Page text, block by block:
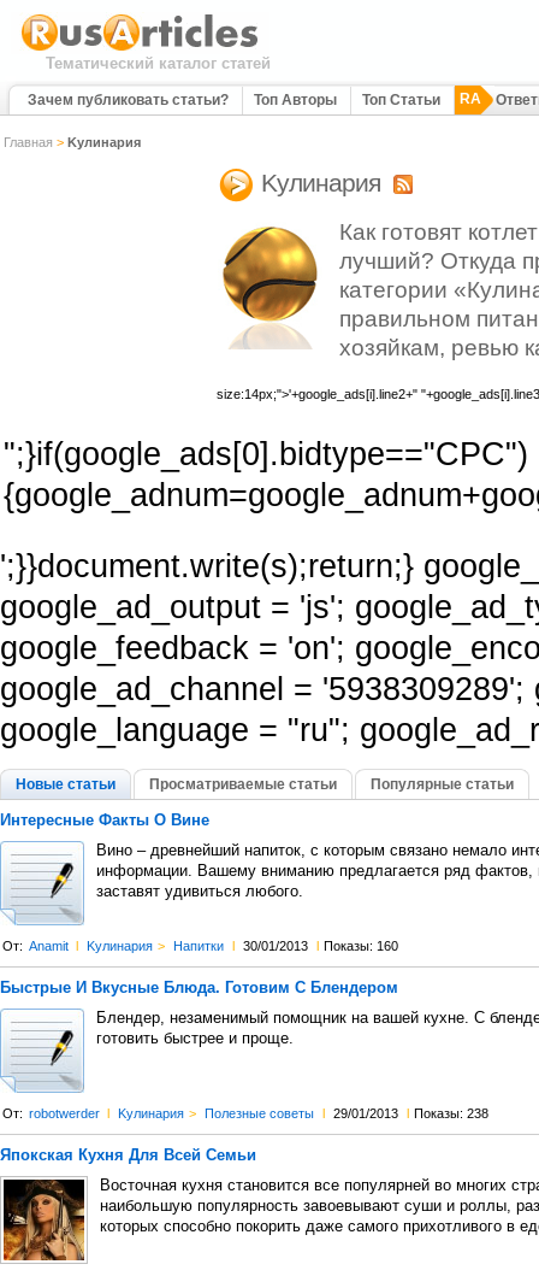
Тематический каталог статей
Зачем публиковать статьи? Топ Авторы Топ Статьи RA
Главная >Kулинария
Kулинария
Как готовят
лучший? Откуда
категории
правильном
хозяйкам, ревью
size:14px;">'+google_ads[i].line2+"
";}if(google_ads[0].bidtype=="CPC")
';}}document.write(s);return;}
google_ad_output = 'js';
google_feedback = 'on';
google_ad_channel =
google_language = "ru";
Новые статьи Просматриваемые статьи Популярные статьи
Интересные Факты О Вине
Вино – древнейший напиток, с которым связано немало
информации. Вашему вниманию предлагается ряд фактов,
заставят удивиться любого.
От: Anamit l Kулинария > Напитки l 30/01/2013 l Показы: 160
Быстрые И Вкусные Блюда. Готовим С Блендером
Блендер, незаменимый помощник на вашей кухне. С
готовить быстрее и проще.
От: robotwerder l Kулинария > Полезные советы l 29/01/2013 l Показы: 238
Япокская Кухня Для Всей Семьи
Восточная кухня становится все популярней во многих
наибольшую популярность завоевывают суши и роллы,
которых способно покорить даже самого прихотливого в